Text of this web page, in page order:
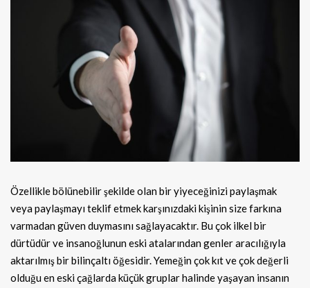
Özellikle bölünebilir şekilde olan bir yiyeceğinizi paylaşmak
veya paylaşmayı teklif etmek karşınızdaki kişinin size farkına
varmadan güven duymasını sağlayacaktır. Bu çok ilkel bir
dürtüdür ve insanoğlunun eski atalarından genler aracılığıyla
aktarılmış bir bilinçaltı öğesidir. Yemeğin çok kıt ve çok değerli
olduğu en eski çağlarda küçük gruplar halinde yaşayan insanın